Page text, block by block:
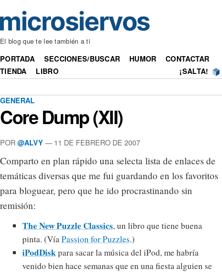
El blog que te lee también a ti
PORTADA SECCIONES/BUSCAR HUMOR
CONTACTAR
TIENDA
LIBRO ¡SALTA!
GENERAL
Core Dump (XII)
POR @ALVY — 11 DE FEBRERO DE 2007
Comparto en plan rápido una selecta lista de enlaces de
temáticas diversas que me fui guardando en los favoritos
para bloguear, pero que he ido procrastinando sin
remisión:
The New Puzzle Classics, un libro que tiene buena
pinta. (VíaPassion for Puzzles.)
iPodDiskpara sacar la música del iPod, me habría
venido bien hace semanas que en una fiesta alguien se